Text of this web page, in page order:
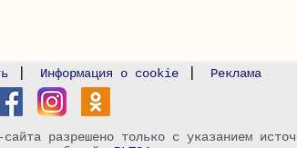
Информация о cookie Реклама
разрешено только с указанием